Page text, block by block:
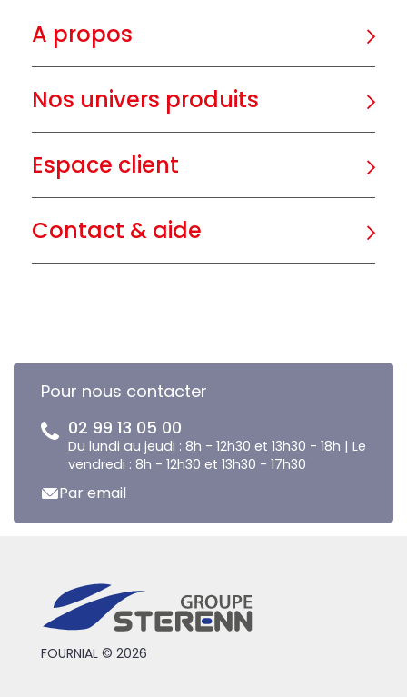
A propos
Nos univers produits
Espace client
Contact & aide
Pour nous contacter
02 99 13 05 00
Du lundi au jeudi : 8h - 12h30 et 13h30 - 18h | Le
vendredi : 8h - 12h30 et 13h30 - 17h30
Par email
FOURNIAL © 2026